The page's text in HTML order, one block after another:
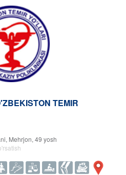
TEMIR
Mehrjon, 49 yosh